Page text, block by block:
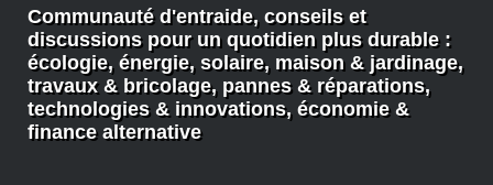
Communauté d'entraide, conseils et
discussions pour un quotidien plus durable :
écologie, énergie, solaire, maison & jardinage,
travaux & bricolage, pannes & réparations,
technologies & innovations, économie &
finance alternative